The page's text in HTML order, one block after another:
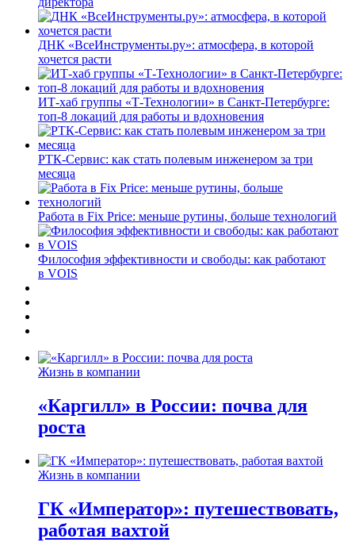
ДНК «ВсеИнструменты.ру»: атмосфера, в которой
хочется расти
ИТ-хаб группы «Т-Технологии» в Санкт-Петербурге:
топ-8 локаций для работы и вдохновения
РТК-Сервис: как стать полевым инженером за три
месяца
Работа в Fix Price: меньше рутины, больше технологий
Философия эффективности и свободы: как работают
в VOIS
Жизнь в компании
«Каргилл» в России: почва для
роста
Жизнь в компании
ГК «Император»: путешествовать,
работая вахтой